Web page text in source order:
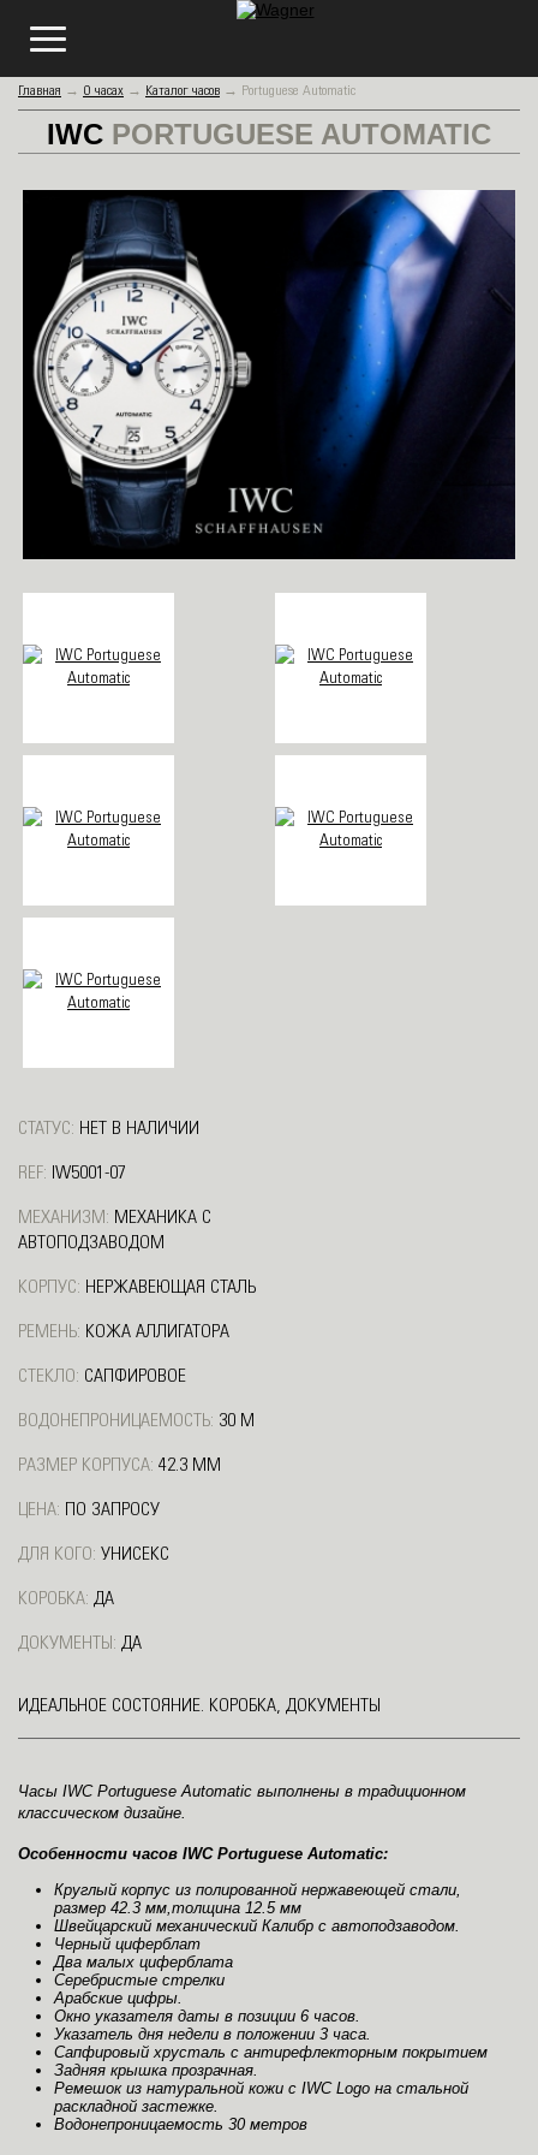
Главная → О часах → Каталог часов → Portuguese Automatic
IWC PORTUGUESE AUTOMATIC
СТАТУС: НЕТ В НАЛИЧИИ
REF: IW5001-07
МЕХАНИЗМ: МЕХАНИКА С
АВТОПОДЗАВОДОМ
КОРПУС: НЕРЖАВЕЮЩАЯ СТАЛЬ
РЕМЕНЬ: КОЖА АЛЛИГАТОРА
СТЕКЛО: САПФИРОВОЕ
ВОДОНЕПРОНИЦАЕМОСТЬ: 30 М
РАЗМЕР КОРПУСА: 42.3 ММ
ЦЕНА: ПО ЗАПРОСУ
ДЛЯ КОГО: УНИСЕКС
КОРОБКА: ДА
ДОКУМЕНТЫ: ДА
ИДЕАЛЬНОЕ СОСТОЯНИЕ. КОРОБКА, ДОКУМЕНТЫ
Часы IWC Portuguese Automatic выполнены в традиционном
классическом дизайне.
Особенности часов IWC Portuguese Automatic:
Круглый корпус из полированной нержавеющей стали,
размер 42.3 мм,толщина 12.5 мм
Швейцарский механический Калибр с автоподзаводом.
Черный циферблат
Два малых циферблата
Серебристые стрелки
Арабские цифры.
Окно указателя даты в позиции 6 часов.
Указатель дня недели в положении 3 часа.
Сапфировый хрусталь с антирефлекторным покрытием
Задняя крышка прозрачная.
Ремешок из натуральной кожи с IWC Logo на стальной
раскладной застежке.
Водонепроницаемость 30 метров